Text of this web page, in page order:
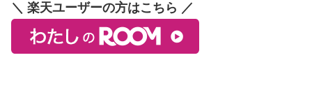
＼ 楽天ユーザーの方はこちら ／